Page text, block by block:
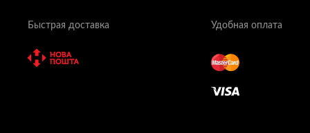
Быстрая доставка Удобная оплата